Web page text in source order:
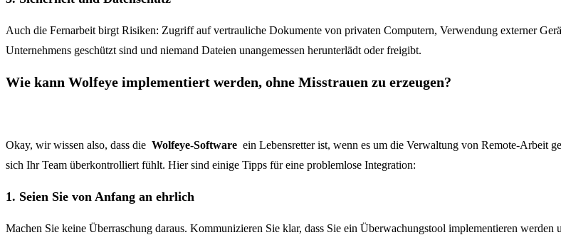
Auch die Fernarbeit birgt Risiken: Zugriff auf vertrauliche Dokumente von privaten Computern, Verwendung externer
Unternehmens geschützt sind und niemand Dateien unangemessen herunterlädt oder freigibt.
Wie kann Wolfeye implementiert werden, ohne Misstrauen zu erzeugen?
Okay, wir wissen also, dass die Wolfeye-Software ein Lebensretter ist, wenn es um die Verwaltung von Remote-Arbeit
sich Ihr Team überkontrolliert fühlt. Hier sind einige Tipps für eine problemlose Integration:
1. Seien Sie von Anfang an ehrlich
Machen Sie keine Überraschung daraus. Kommunizieren Sie klar, dass Sie ein Überwachungstool implementieren werden